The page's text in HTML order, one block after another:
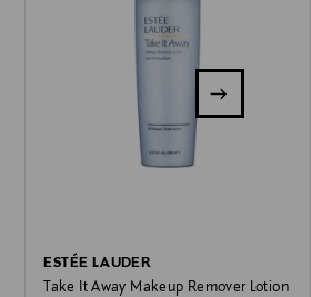
ESTÉE LAUDER
Take It Away Makeup Remover Lotion